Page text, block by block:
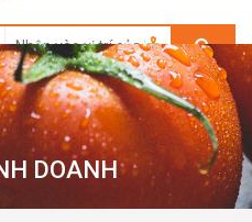
DOANH